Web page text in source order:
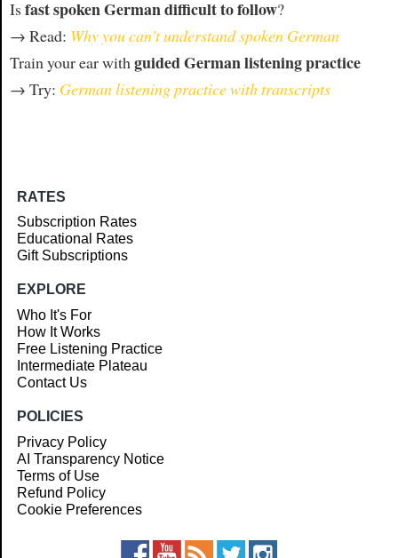
Isfast spoken German difficult to follow?
→ Read: Why you can't understand spoken German
Train your ear withguided German listening practice
→ Try: German listening practice with transcripts
RATES
Subscription Rates
Educational Rates
Gift Subscriptions
EXPLORE
Who It's For
How It Works
Free Listening Practice
Intermediate Plateau
Contact Us
POLICIES
Privacy Policy
AI Transparency Notice
Terms of Use
Refund Policy
Cookie Preferences